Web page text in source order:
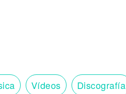
Vídeos Discografía